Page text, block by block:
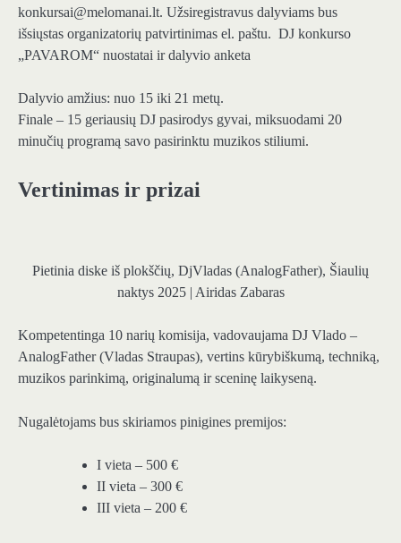
konkursai@melomanai.lt. Užsiregistravus dalyviams bus
išsiųstas organizatorių patvirtinimas el. paštu. DJ konkurso
„PAVAROM“ nuostatai ir dalyvio anketa
Dalyvio amžius: nuo 15 iki 21 metų.
Finale – 15 geriausių DJ pasirodys gyvai, miksuodami 20
minučių programą savo pasirinktu muzikos stiliumi.
Vertinimas ir prizai
Pietinia diske iš plokščių, DjVladas (AnalogFather), Šiaulių
naktys 2025 | Airidas Zabaras
Kompetentinga 10 narių komisija, vadovaujama DJ Vlado –
AnalogFather (Vladas Straupas), vertins kūrybiškumą, techniką,
muzikos parinkimą, originalumą ir sceninę laikyseną.
Nugalėtojams bus skiriamos pinigines premijos:
I vieta – 500 €
II vieta – 300 €
III vieta – 200 €